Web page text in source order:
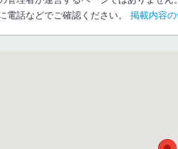
電話などでご確認ください。 掲載内容